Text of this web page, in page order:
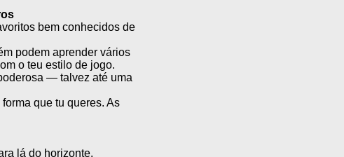
bem conhecidos de
podem aprender vários
o teu estilo de jogo.
— talvez até uma
que tu queres. As
lá do horizonte.